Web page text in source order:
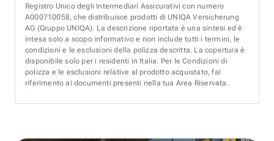
Registro Unico degli Intermediari Assicurativi con numero
A000710058, che distribuisce prodotti di UNIQA Versicherung
AG (Gruppo UNIQA). La descrizione riportata è una sintesi ed è
intesa solo a scopo informativo e non include tutti i termini, le
condizioni e le esclusioni della polizza descritta. La copertura è
disponibile solo per i residenti in Italia. Per le Condizioni di
polizza e le esclusioni relative al prodotto acquistato, fai
riferimento ai documenti presenti nella tua Area Riservata.